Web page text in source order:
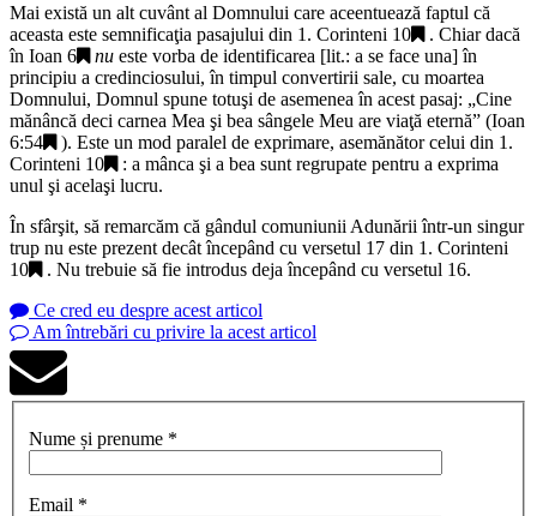
Mai există un alt cuvânt al Domnului care aceentuează faptul că
aceasta este semnificaţia pasajului din 1. Corinteni 10
. Chiar dacă
în Ioan 6 nu este vorba de identificarea [lit.: a se face una] în
principiu a credinciosului, în timpul convertirii sale, cu moartea
Domnului, Domnul spune totuşi de asemenea în acest pasaj: „Cine
mănâncă deci carnea Mea şi bea sângele Meu are viaţă eternă” (Ioan
6:54
). Este un mod paralel de exprimare, asemănător celui din 1.
Corinteni 10
: a mânca şi a bea sunt regrupate pentru a exprima
unul şi acelaşi lucru.
În sfârşit, să remarcăm că gândul comuniunii Adunării într-un singur
trup nu este prezent decât începând cu versetul 17 din 1. Corinteni
10
. Nu trebuie să fie introdus deja începând cu versetul 16.
Ce cred eu despre acest articol
Am întrebări cu privire la acest articol
Nume și prenume *
Email *